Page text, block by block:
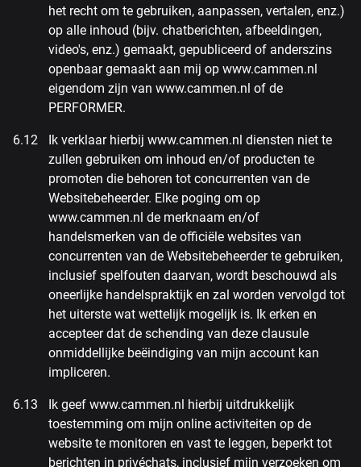
het recht om te gebruiken, aanpassen, vertalen, enz.)
op alle inhoud (bijv. chatberichten, afbeeldingen,
video's, enz.) gemaakt, gepubliceerd of anderszins
openbaar gemaakt aan mij op www.cammen.nl
eigendom zijn van www.cammen.nl of de
PERFORMER.
Ik verklaar hierbij www.cammen.nl diensten niet te
zullen gebruiken om inhoud en/of producten te
promoten die behoren tot concurrenten van de
Websitebeheerder. Elke poging om op
www.cammen.nl de merknaam en/of
handelsmerken van de officiële websites van
concurrenten van de Websitebeheerder te gebruiken,
inclusief spelfouten daarvan, wordt beschouwd als
oneerlijke handelspraktijk en zal worden vervolgd tot
het uiterste wat wettelijk mogelijk is. Ik erken en
accepteer dat de schending van deze clausule
onmiddellijke beëindiging van mijn account kan
impliceren.
Ik geef www.cammen.nl hierbij uitdrukkelijk
toestemming om mijn online activiteiten op de
website te monitoren en vast te leggen, beperkt tot
berichten in privéchats, inclusief mijn verzoeken om